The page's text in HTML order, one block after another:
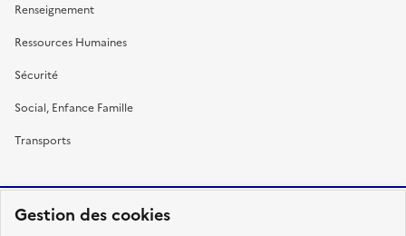
Gestion des cookies
Renseignement
Ressources Humaines
Sécurité
Social, Enfance Famille
Transports